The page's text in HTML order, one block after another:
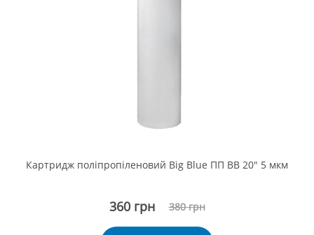
Картридж поліпропіленовий Big Blue ПП ВВ 20" 5 мкм
360 грн 380 грн